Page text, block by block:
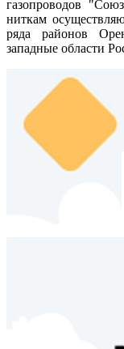
газопроводов
ниткам
ряда районов
западные области